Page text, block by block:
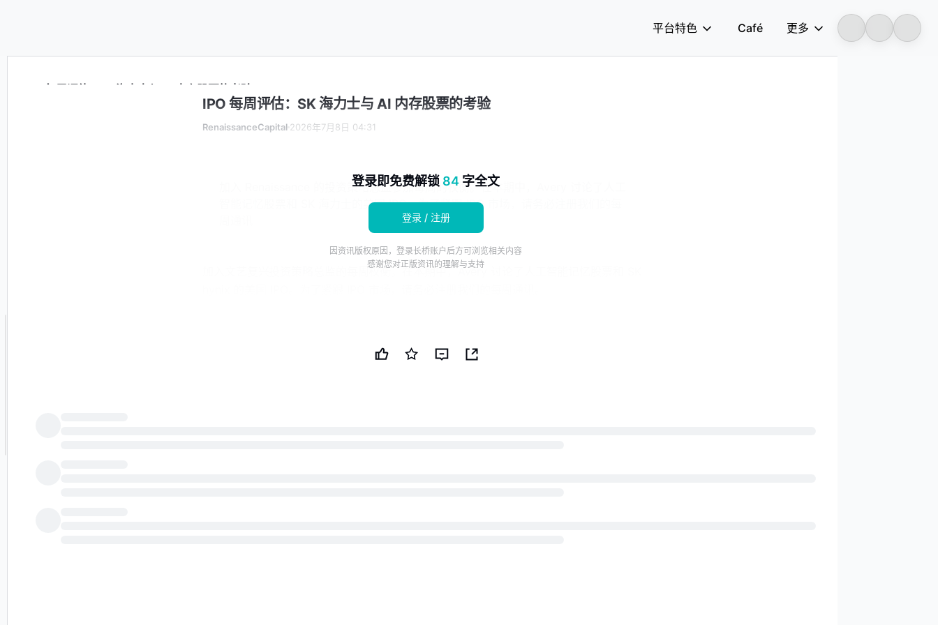
平台特色 Café 更多
IPO 每周评估：SK 海力士与 AI 内存股票的考验
IPO 每周评估：SK 海力士与 AI 内存股票的考验
RenaissanceCapital 2026年7月8日 04:31
加入 Renaissance 的投资策略总监参加每周的权衡。在本期中，Avery 讨论了人工
智能记忆股票和 SK 海力士的美国 IPO。为了紧跟 IPO 市场，请务必注册我们的每
加入文艺复兴投资策略总监的每周权衡。在本期中，Avery 讨论了人工智能记忆股票和 SK
登录即免费解锁 84 字全文
登录 / 注册
因资讯版权原因，登录长桥账户后方可浏览相关内容
感谢您对正版资讯的理解与支持